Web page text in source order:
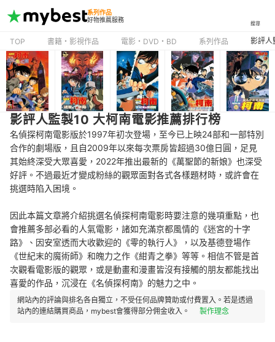
系列作品
好物推薦服務
搜尋
TOP 書籍・影視作品 電影・DVD・BD 系列作品 影評人
影評人監製10 大柯南電影推薦排行榜
名偵探柯南電影版於1997年初次登場，至今已上映24部和一部特別
合作的劇場版，且自2009年以來每次票房皆超過30億日圓，足見
其始終深受大眾喜愛，2022年推出最新的《萬聖節的新娘》也深受
好評。不過最近才變成粉絲的觀眾面對各式各樣題材時，或許會在
挑選時陷入困境。
因此本篇文章將介紹挑選名偵探柯南電影時要注意的幾項重點，也
會推薦多部必看的人氣電影，諸如充滿京都風情的《迷宮的十字
路》、因安室透而大收歡迎的《零的執行人》，以及基德登場作
《世紀末的魔術師》和魄力之作《紺青之拳》等等。相信不管是首
次觀看電影版的觀眾，或是動畫和漫畫皆沒有接觸的朋友都能找出
喜愛的作品，沉浸在《名偵探柯南》的魅力之中。
網站內的評論與排名各自獨立，不受任何品牌贊助或付費置入。若是透過
站內的連結購買商品，mybest會獲得部分佣金收入。
製作理念